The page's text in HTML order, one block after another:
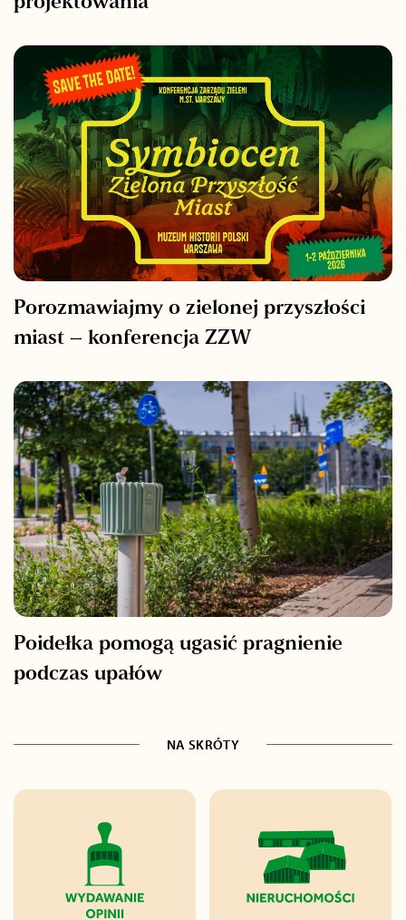
Porozmawiajmy o zielonej przyszłości
miast – konferencja ZZW
Poidełka pomogą ugasić pragnienie
podczas upałów
NA SKRÓTY